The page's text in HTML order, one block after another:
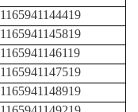
1165941144419
1165941145819
1165941146119
1165941147519
1165941148919